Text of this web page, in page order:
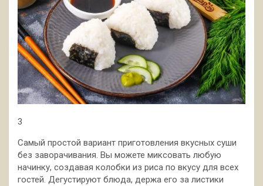
3
Самый простой вариант приготовления вкусных суши
без заворачивания. Вы можете миксовать любую
начинку, создавая колобки из риса по вкусу для всех
гостей. Дегустируют блюда, держа его за листики